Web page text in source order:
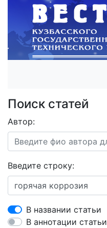
Поиск статей
Автор:
Введите строку:
В названии статьи
В аннотации статьи